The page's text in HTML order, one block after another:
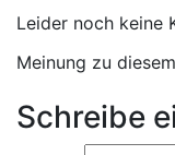
Leider noch keine
Meinung zu
Schreibe